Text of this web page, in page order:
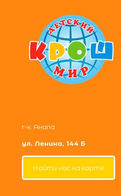
г-к. Анапа
ул. Ленина, 144 Б
Найти нас на карте